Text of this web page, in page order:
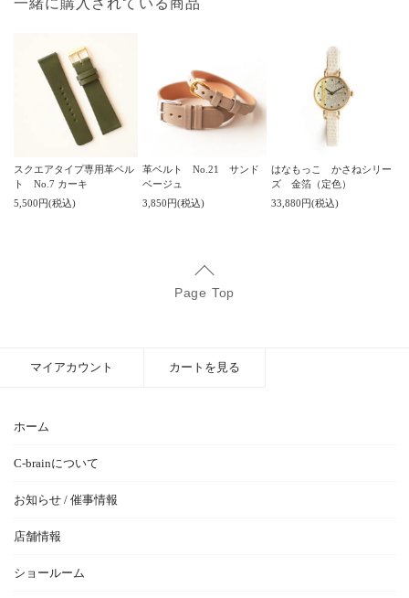
一緒に購入されている商品
スクエアタイプ専用革ベル
ト No.7 カーキ
5,500円(税込)
革ベルト No.21 サンド
ベージュ
3,850円(税込)
はなもっこ かさねシリー
ズ 金箔（定色）
33,880円(税込)
Page Top
ホーム
C-brainについて
お知らせ / 催事情報
店舗情報
ショールーム
マイアカウント カートを見る